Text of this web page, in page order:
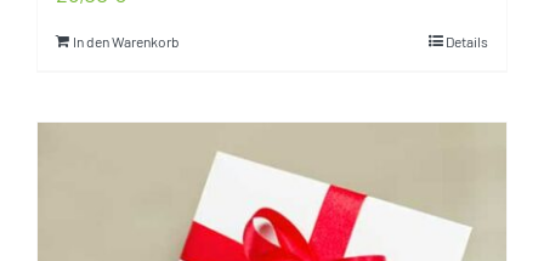
In den Warenkorb Details